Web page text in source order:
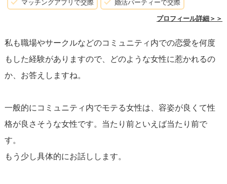
でしょう。自身の趣味や価値観について素直に話すこと
しれません。
そして、普段の生活の中で自分が楽しいと思える活動を増
で、似た価値観の人々と出会うチャンスが広がります。自
分の楽しみのために行動することが、最終的に相手にとっ
ても魅力的に映ることが多いです。
マッチングアプリで交際 婚活パーティーで交際
プロフィール詳細＞＞
私も職場やサークルなどのコミュニティ内での恋愛を何度
もした経験がありますので、どのような女性に惹かれるの
か、お答えしますね。
一般的にコミュニティ内でモテる女性は、容姿が良くて性
格が良さそうな女性です。当たり前といえば当たり前で
す。
もう少し具体的にお話しします。